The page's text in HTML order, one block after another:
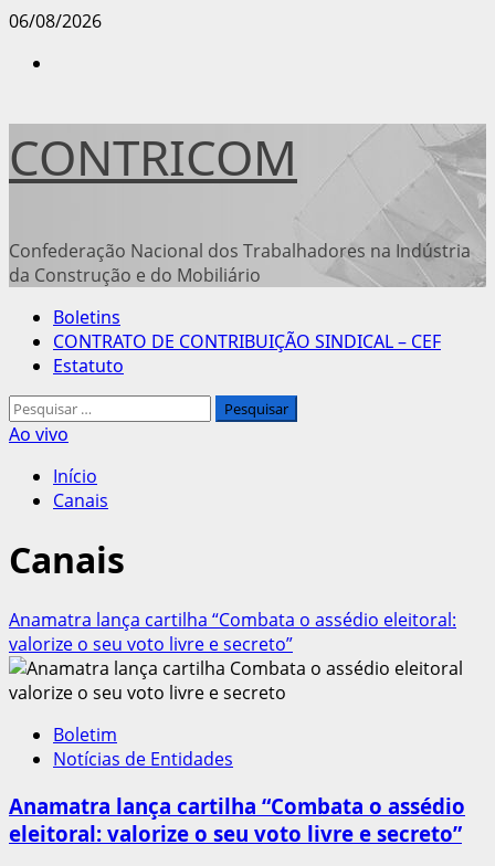
Avançar
06/08/2026
CONTRICOM
Confederação Nacional dos Trabalhadores na Indústria
da Construção e do Mobiliário
Menu
principal
Boletins
CONTRATO DE CONTRIBUIÇÃO SINDICAL – CEF
Estatuto
Pesquisar
por:
Ao vivo
Início
Canais
Canais
Anamatra lança cartilha “Combata o assédio eleitoral:
valorize o seu voto livre e secreto”
Boletim
Notícias de Entidades
Anamatra lança cartilha “Combata o assédio
eleitoral: valorize o seu voto livre e secreto”